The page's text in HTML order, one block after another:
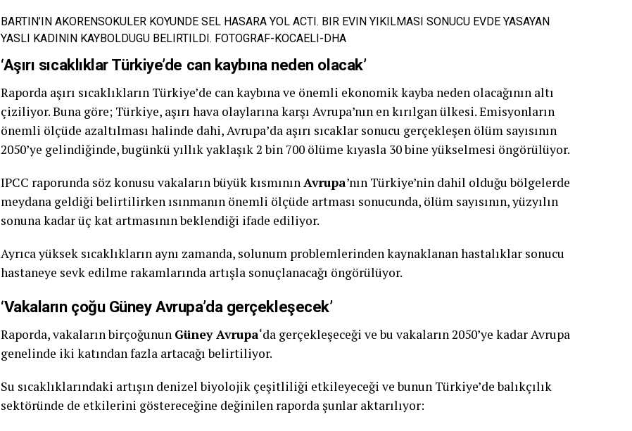
BARTIN’IN AKORENSOKULER KOYUNDE SEL HASARA YOL ACTI. BIR EVIN YIKILMASI SONUCU EVDE YASAYAN
YASLI KADININ KAYBOLDUGU BELIRTILDI. FOTOGRAF-KOCAELI-DHA
‘Aşırı sıcaklıklar Türkiye’de can kaybına neden olacak’
Raporda aşırı sıcaklıkların Türkiye’de can kaybına ve önemli ekonomik kayba neden olacağının altı
çiziliyor. Buna göre; Türkiye, aşırı hava olaylarına karşı Avrupa’nın en kırılgan ülkesi. Emisyonların
önemli ölçüde azaltılması halinde dahi, Avrupa’da aşırı sıcaklar sonucu gerçekleşen ölüm sayısının
2050’ye gelindiğinde, bugünkü yıllık yaklaşık 2 bin 700 ölüme kıyasla 30 bine yükselmesi öngörülüyor.
IPCC raporunda söz konusu vakaların büyük kısmınınAvrupa’nın Türkiye’nin dahil olduğu bölgelerde
meydana geldiği belirtilirken ısınmanın önemli ölçüde artması sonucunda, ölüm sayısının, yüzyılın
sonuna kadar üç kat artmasının beklendiği ifade ediliyor.
Ayrıca yüksek sıcaklıkların aynı zamanda, solunum problemlerinden kaynaklanan hastalıklar sonucu
hastaneye sevk edilme rakamlarında artışla sonuçlanacağı öngörülüyor.
‘Vakaların çoğu Güney Avrupa’da gerçekleşecek’
Raporda, vakaların birçoğunun Güney Avrupa‘da gerçekleşeceği ve bu vakaların 2050’ye kadar Avrupa
genelinde iki katından fazla artacağı belirtiliyor.
Su sıcaklıklarındaki artışın denizel biyolojik çeşitliliği etkileyeceği ve bunun Türkiye’de balıkçılık
sektöründe de etkilerini göstereceğine değinilen raporda şunlar aktarılıyor: